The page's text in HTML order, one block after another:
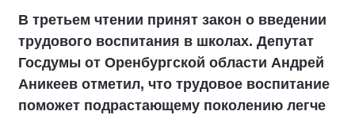
В третьем чтении принят закон о введении
трудового воспитания в школах. Депутат
Госдумы от Оренбургской области Андрей
Аникеев отметил, что трудовое воспитание
поможет подрастающему поколению легче